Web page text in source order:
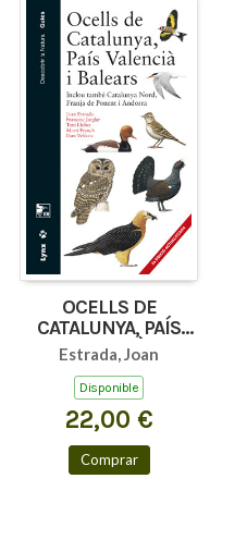
OCELLS DE
CATALUNYA, PAÍS
VALENCIÀ I
BALEARS
Estrada, Joan
Disponible
22,00 €
Comprar